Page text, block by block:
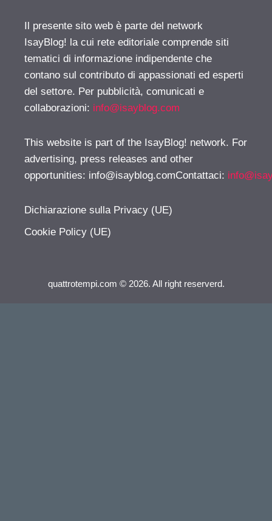
Il presente sito web è parte del network
IsayBlog! la cui rete editoriale comprende siti
tematici di informazione indipendente che
contano sul contributo di appassionati ed esperti
del settore. Per pubblicità, comunicati e
collaborazioni: info@isayblog.com
This website is part of the IsayBlog! network. For
advertising, press releases and other
opportunities: info@isayblog.comContattaci:
Dichiarazione sulla Privacy (UE)
Cookie Policy (UE)
quattrotempi.com © 2026. All right reserverd.